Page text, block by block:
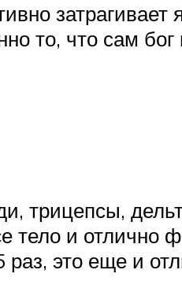
то, что сам
трицепсы,
тело и
это еще и